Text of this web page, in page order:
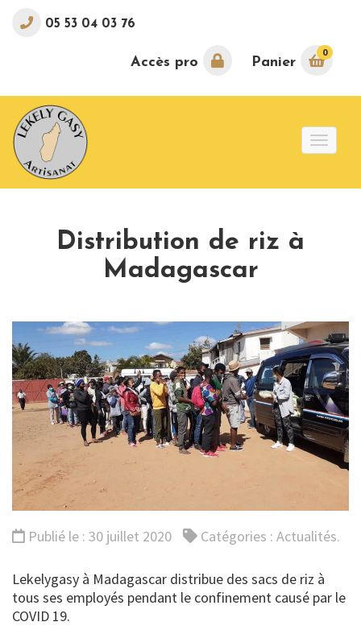
05 53 04 03 76
Accès pro Panier
0
Toggle
Distribution de riz à
Madagascar
Publié le : 30 juillet 2020 Catégories : Actualités.
Lekelygasy à Madagascar distribue des sacs de riz à
tous ses employés pendant le confinement causé par le
COVID 19.